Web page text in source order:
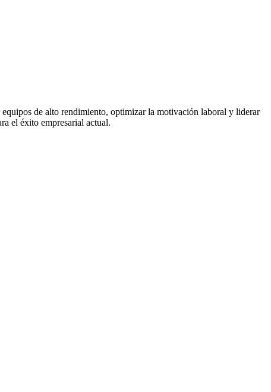
de alto rendimiento, optimizar la motivación laboral y liderar
el éxito empresarial actual.